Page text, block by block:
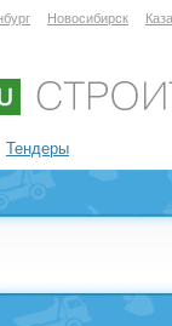
Новосибирск
Тендеры